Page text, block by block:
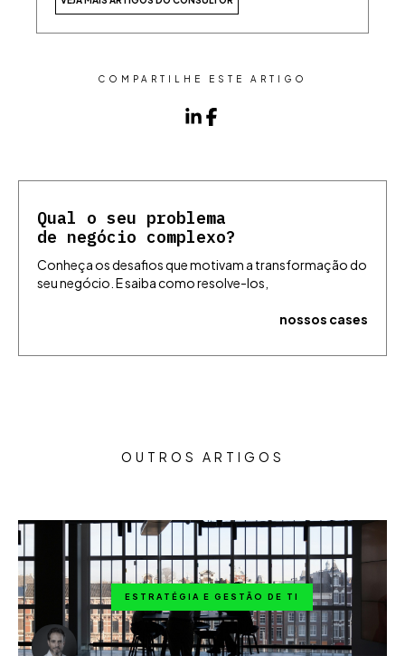
COMPARTILHE ESTE ARTIGO
Qual o seu problema
de negócio complexo?
Conheça os desafios que motivam a transformação do
seu negócio. E saiba como resolve-los,
nossos cases
OUTROS ARTIGOS
ESTRATÉGIA E GESTÃO DE TI